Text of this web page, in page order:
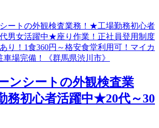
ンシートの外観検査業
務初心者活躍中★20代～30